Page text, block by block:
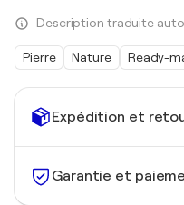
Expédition et
Garantie et
Description traduite
Pierre Nature Ready-